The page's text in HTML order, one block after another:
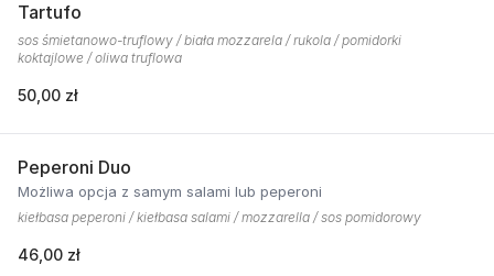
Tartufo
sos śmietanowo-truflowy / biała mozzarela / rukola / pomidorki
koktajlowe / oliwa truflowa
50,00 zł
Peperoni Duo
Możliwa opcja z samym salami lub peperoni
kiełbasa peperoni / kiełbasa salami / mozzarella / sos pomidorowy
46,00 zł